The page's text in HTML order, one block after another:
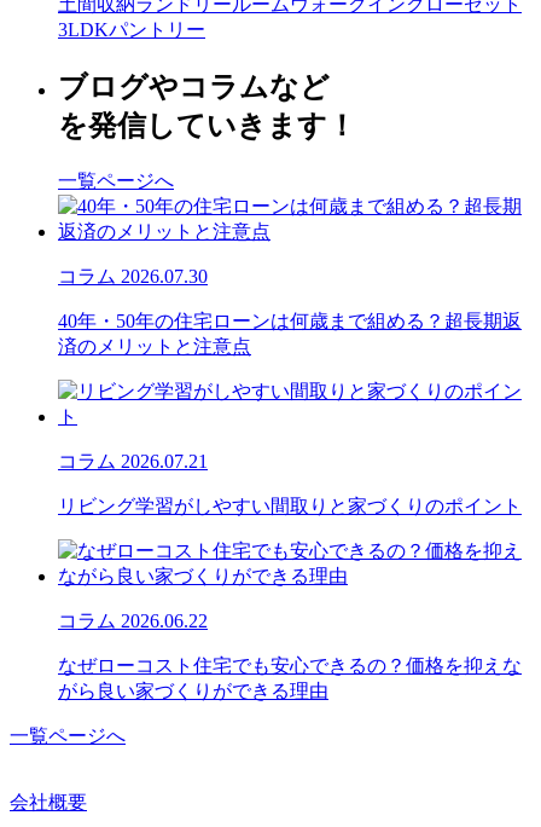
土間収納ランドリールーム ウォークインクローゼット
3LDKパントリー
ブログやコラムなど
を発信していきます！
一覧ページへ
コラム 2026.07.30
40年・50年の住宅ローンは何歳まで組める？超長期返
済のメリットと注意点
コラム 2026.07.21
リビング学習がしやすい間取りと家づくりのポイント
コラム 2026.06.22
なぜローコスト住宅でも安心できるの？価格を抑えな
がら良い家づくりができる理由
一覧ページへ
会社概要